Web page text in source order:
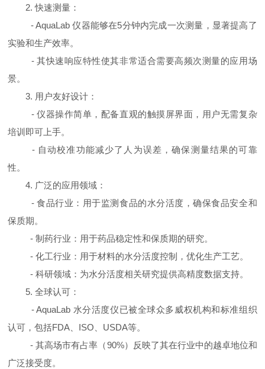
2.快速测量：
- AquaLab仪器能够在5分钟内完成一次测量，显著提高了
实验和生产效率。
-其快速响应特性使其非常适合需要高频次测量的应用场
景。
3. 用户友好设计：
-仪器操作简单，配备直观的触摸屏界面，用户无需复杂
培训即可上手。
- 自动校准功能减少了人为误差，确保测量结果的可靠
性。
4. 广泛的应用领域：
-食品行业：用于监测食品的水分活度，确保食品安全和
保质期。
-制药行业：用于药品稳定性和保质期的研究。
-化工行业：用于材料的水分活度控制，优化生产工艺。
-科研领域：为水分活度相关研究提供高精度数据支持。
5.全球认可：
- AquaLab 水分活度仪已被全球众多威权机构和标准组织
认可，包括FDA ISO USDA等。
-其高场市有占率（90%）反映了其在行业中的越卓地位和
广泛接受度。